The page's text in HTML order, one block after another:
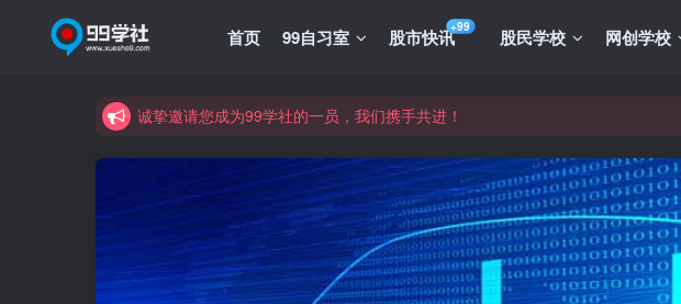
首页 99自习室 股市快讯+99 股民学校 网创学校
诚挚邀请您成为99学社的一员，我们携手共进！
诚挚邀请您成为99学社的一员，我们携手共进！
学习路上不孤独，99学社与你同行！分享全网优质VIP资源，炒股教程、创业